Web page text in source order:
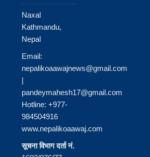
Naxal
Kathmandu,
Nepal
Email:
nepalikoaawajnews@gmail.com
|
pandeymahesh17@gmail.com
Hotline: +977-
984504916
www.nepalikoaawaj.com
सूचना विभाग दर्ता नं.